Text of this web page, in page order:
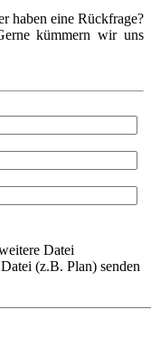
haben eine Rückfrage?
kümmern wir uns
Datei
(z.B. Plan) senden